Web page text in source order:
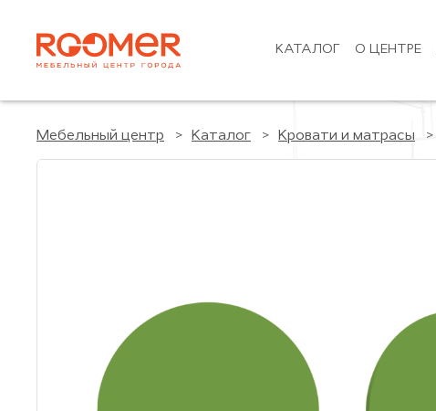
КАТАЛОГ О ЦЕНТРЕ
Мебельный центр Каталог Кровати и матрасы